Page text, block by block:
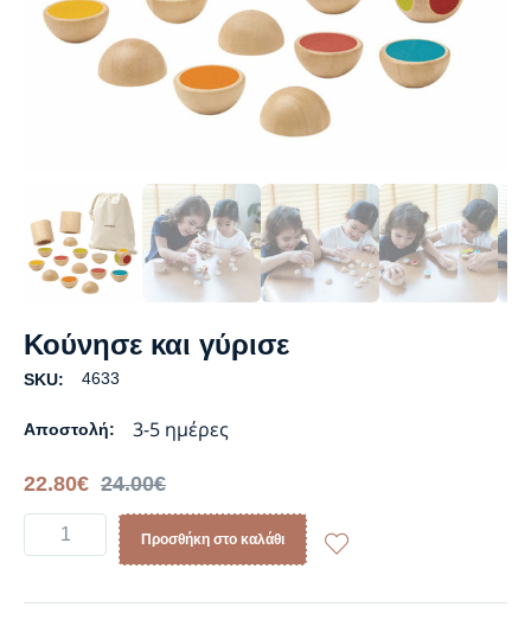
Κούνησε και γύρισε
SKU: 4633
Αποστολή: 3-5 ημέρες
24.00€
22.80€
Προσθήκη στο καλάθι